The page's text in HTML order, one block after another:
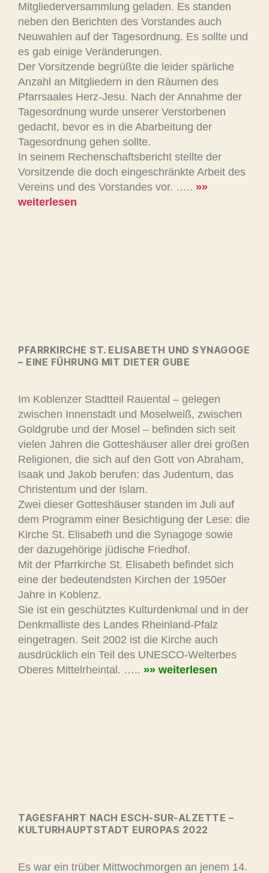
Mitgliederversammlung geladen. Es standen
neben den Berichten des Vorstandes auch
Neuwahlen auf der Tagesordnung. Es sollte und
es gab einige Veränderungen.
Der Vorsitzende begrüßte die leider spärliche
Anzahl an Mitgliedern in den Räumen des
Pfarrsaales Herz-Jesu. Nach der Annahme der
Tagesordnung wurde unserer Verstorbenen
gedacht, bevor es in die Abarbeitung der
Tagesordnung gehen sollte.
In seinem Rechenschaftsbericht stellte der
Vorsitzende die doch eingeschränkte Arbeit des
Vereins und des Vorstandes vor. ….. »»
weiterlesen
PFARRKIRCHE ST. ELISABETH UND SYNAGOGE
– EINE FÜHRUNG MIT DIETER GUBE
Im Koblenzer Stadtteil Rauental – gelegen
zwischen Innenstadt und Moselweiß, zwischen
Goldgrube und der Mosel – befinden sich seit
vielen Jahren die Gotteshäuser aller drei großen
Religionen, die sich auf den Gott von Abraham,
Isaak und Jakob berufen: das Judentum, das
Christentum und der Islam.
Zwei dieser Gotteshäuser standen im Juli auf
dem Programm einer Besichtigung der Lese: die
Kirche St. Elisabeth und die Synagoge sowie
der dazugehörige jüdische Friedhof.
Mit der Pfarrkirche St. Elisabeth befindet sich
eine der bedeutendsten Kirchen der 1950er
Jahre in Koblenz.
Sie ist ein geschütztes Kulturdenkmal und in der
Denkmalliste des Landes Rheinland-Pfalz
eingetragen. Seit 2002 ist die Kirche auch
ausdrücklich ein Teil des UNESCO-Welterbes
Oberes Mittelrheintal. ….. »» weiterlesen
TAGESFAHRT NACH ESCH-SUR-ALZETTE –
KULTURHAUPTSTADT EUROPAS 2022
Es war ein trüber Mittwochmorgen an jenem 14.